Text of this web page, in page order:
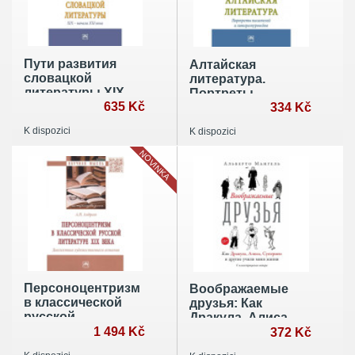
Пути развития
словацкой
литературы XIX -
начала XXI века635 Kč
K dispozici
Алтайская
литература.
Портреты
334 Kč
K dispozici
Персоноцентризм
в классической
русской
литературе XIX1 494 Kč
NOVINKA
Воображаемые
друзья: Как
Дракула, Алиса,
372 Kč